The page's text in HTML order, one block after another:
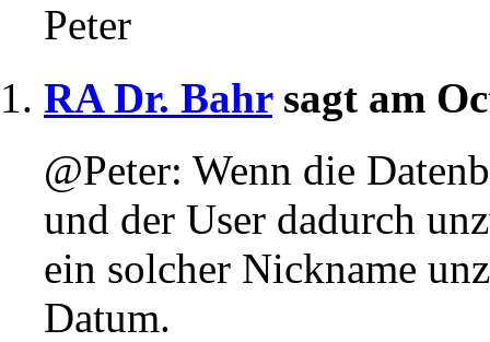
Peter
RA Dr. Bahrsagt am
@Peter: Wenn die
und der User dadurch
ein solcher Nickname
Datum.